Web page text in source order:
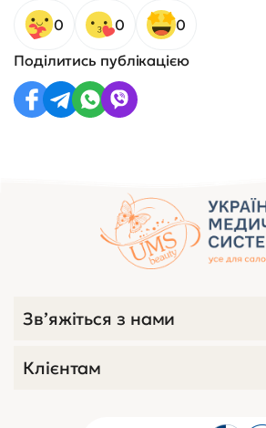
0
0
0
Поділитись публікацією
Зв’яжіться з нами
Клієнтам